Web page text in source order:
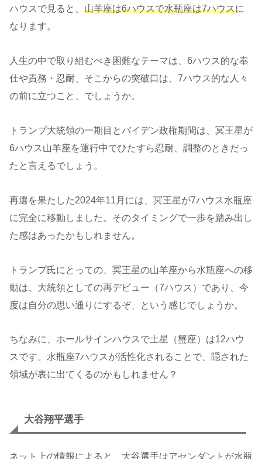
ハウスで見ると、 山羊座は6ハウスで水瓶座は7ハウスに
なります。
人生の中で取り組むべき困難なテーマは、6ハウス的な奉
仕や責務・忍耐、そこからの突破口は、7ハウス的な人々
の前に立つこと、でしょうか。
トランプ大統領の一期目とバイデン政権期間は、冥王星が
6ハウス山羊座を運行中でひたすら忍耐、調整のときだっ
たと言えるでしょう。
再選を果たした2024年11月には、冥王星が7ハウス水瓶座
に完全に移動しました。そのタイミングで一歩を踏み出し
た感はあったかもしれません。
トランプ氏にとっての、冥王星の山羊座から水瓶座への移
動は、大統領としての再デビュー（7ハウス）であり、今
度は自分の思い通りにするぞ、という感じでしょうか。
ちなみに、ホールサインハウスで土星（蟹座）は12ハウ
スです。水瓶座7ハウスが活性化されることで、隠された
領域が表に出てくるのかもしれません？
大谷翔平選手
ネット上の情報によると、大谷選手はアセンダントが水瓶